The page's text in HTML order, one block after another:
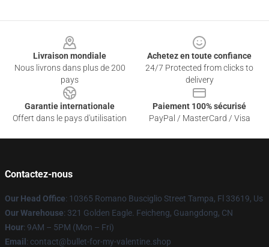
Livraison mondiale
Nous livrons dans plus de 200
pays
Achetez en toute confiance
24/7 Protected from clicks to
delivery
Garantie internationale
Offert dans le pays d'utilisation
Paiement 100% sécurisé
PayPal / MasterCard / Visa
Contactez-nous
Our Head Office: 10365 Romano Busciglio Street Tampa, Fl 33619, Us
Our Warehouse: 321 Golden Eagle. Feicheng, Guangdong, CN
Hour: 9AM – 5PM (Mon – Fri)
Email : contact@bullet-for-my-valentine.shop